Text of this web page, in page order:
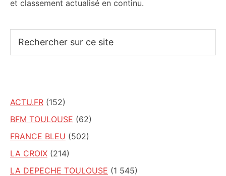
et classement actualisé en continu.
sur
ACTU.FR (152)
BFM TOULOUSE (62)
FRANCE BLEU (502)
LA CROIX (214)
LA DEPECHE TOULOUSE (1 545)